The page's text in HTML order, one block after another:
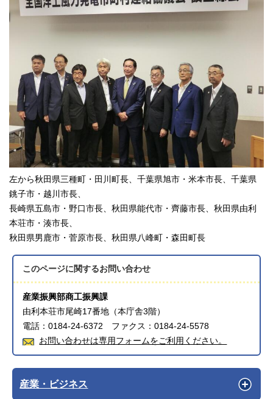
左から秋田県三種町・田川町長、千葉県旭市・米本市長、千葉県
銚子市・越川市長、
長崎県五島市・野口市長、秋田県能代市・齊藤市長、秋田県由利
本荘市・湊市長、
秋田県男鹿市・菅原市長、秋田県八峰町・森田町長
このページに関するお問い合わせ
産業振興部商工振興課
由利本荘市尾崎17番地（本庁舎3階）
電話：0184-24-6372 ファクス：0184-24-5578
お問い合わせは専用フォームをご利用ください。
産業・ビジネス